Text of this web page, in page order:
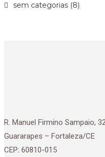
sem categorias (8)
R. Manuel Firmino Sampaio,
Guararapes – Fortaleza/CE
CEP: 60810-015